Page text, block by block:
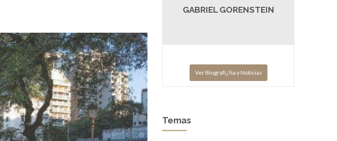
GABRIEL GORENSTEIN
Ver Biografï¿½a y Noticias
Temas